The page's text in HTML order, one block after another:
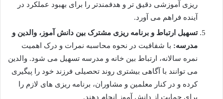
ریزی آموزشی دقیق تر و هدفمندتر را برای بهبود عملکرد در
آینده فراهم می آورد.
تسهیل ارتباط و برنامه ریزی مشترک بین دانش آموز، والدین و
مدرسه: با شفافیت در نحوه محاسبه نمرات و درک اهمیت
نمره سالانه، ارتباط بین خانه و مدرسه تسهیل می شود. والدین
می توانند با آگاهی بیشتری روند تحصیلی فرزند خود را پیگیری
کرده و در کنار معلمین و مشاوران، برنامه ریزی های لازم را
برای حمایت از دانش آموز انجام دهند.